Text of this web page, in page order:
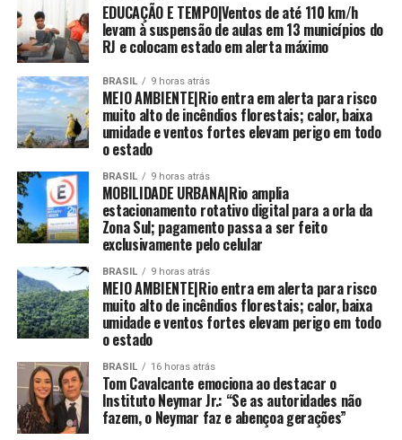
EDUCAÇÃO E TEMPO|Ventos de até 110 km/h
levam à suspensão de aulas em 13 municípios do
RJ e colocam estado em alerta máximo
BRASIL 9 horas atrás
MEIO AMBIENTE|Rio entra em alerta para risco
muito alto de incêndios florestais; calor, baixa
umidade e ventos fortes elevam perigo em todo
o estado
BRASIL 9 horas atrás
MOBILIDADE URBANA|Rio amplia
estacionamento rotativo digital para a orla da
Zona Sul; pagamento passa a ser feito
exclusivamente pelo celular
BRASIL 9 horas atrás
MEIO AMBIENTE|Rio entra em alerta para risco
muito alto de incêndios florestais; calor, baixa
umidade e ventos fortes elevam perigo em todo
o estado
BRASIL 16 horas atrás
Tom Cavalcante emociona ao destacar o
Instituto Neymar Jr.: “Se as autoridades não
fazem, o Neymar faz e abençoa gerações”